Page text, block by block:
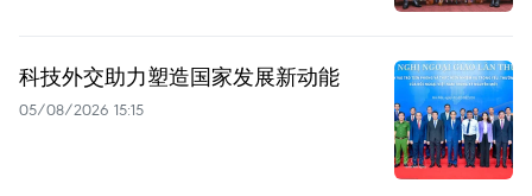
科技外交助力塑造国家发展新动能
05/08/2026 15:15